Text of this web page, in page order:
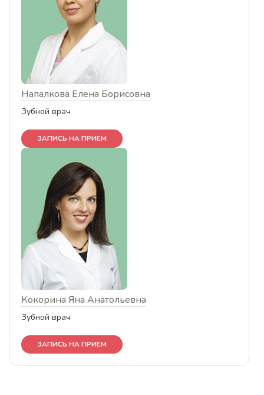
Напалкова Елена Борисовна
Зубной врач
ЗАПИСЬ НА ПРИЕМ
Кокорина Яна Анатольевна
Зубной врач
ЗАПИСЬ НА ПРИЕМ